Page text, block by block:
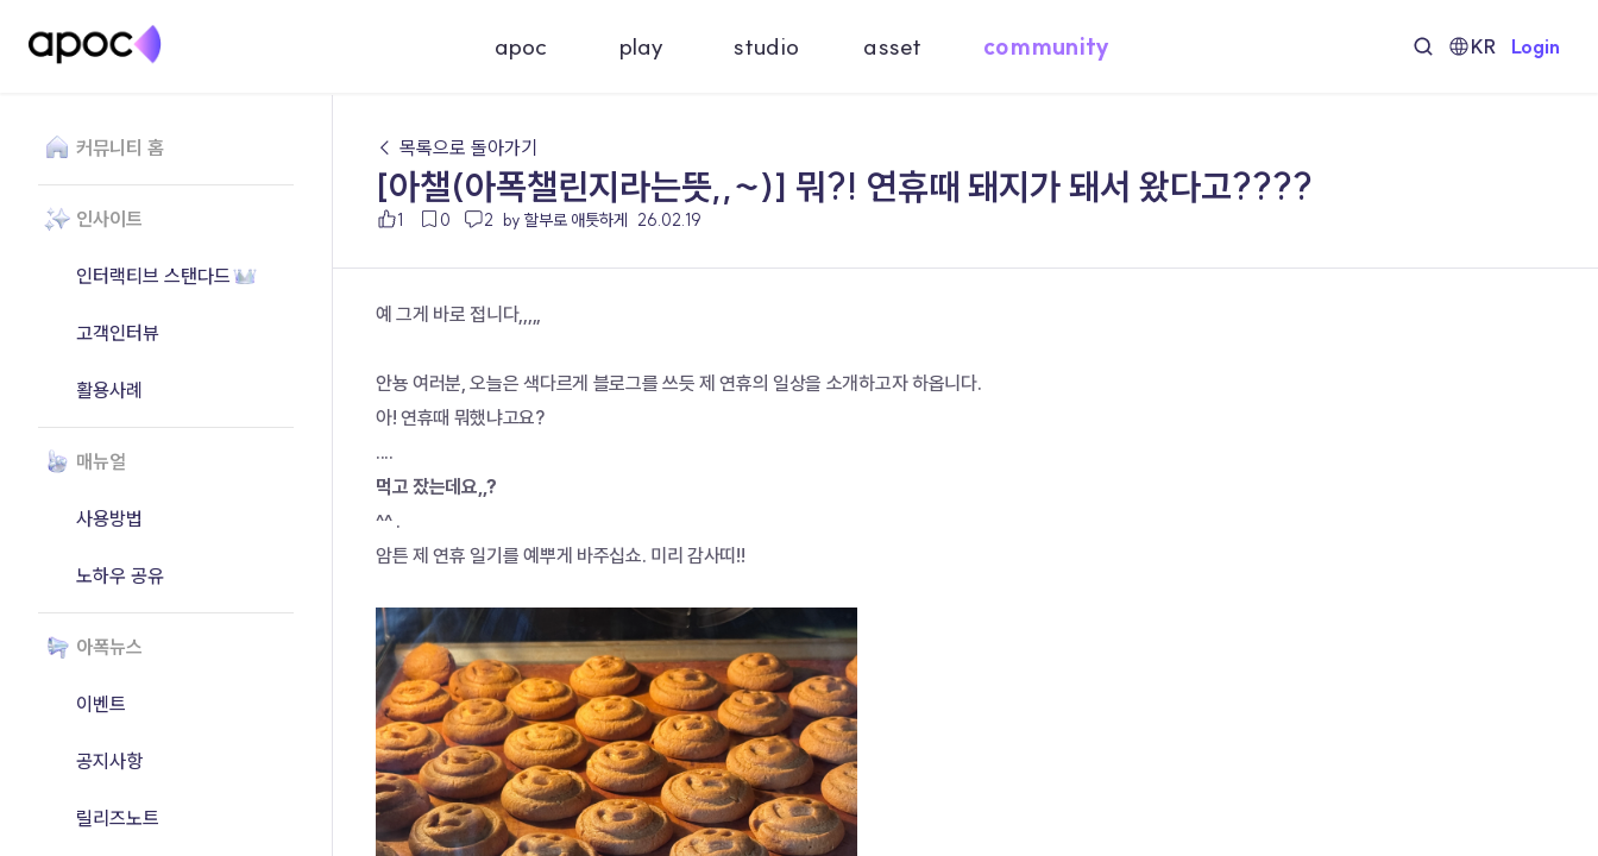
apoc play studio asset community KR Login
커뮤니티 홈
인사이트
인터랙티브 스탠다드
고객인터뷰
활용사례
매뉴얼
사용방법
노하우 공유
아폭뉴스
이벤트
공지사항
릴리즈노트
← 목록으로 돌아가기
[아챌(아폭챌린지라는뜻,,~)] 뭐?! 연휴때 돼지가 돼서 왔다고????
1 0 2 by 할부로 애틋하게 26.02.19
예 그게 바로 접니다,,,,,
안뇽 여러분, 오늘은 색다르게 블로그를 쓰듯 제 연휴의 일상을 소개하고자 하옵니다.
아! 연휴때 뭐했냐고요?
....
먹고 잤는데요,,?
^^ .
암튼 제 연휴 일기를 예뿌게 바주십쇼. 미리 감사띠!!